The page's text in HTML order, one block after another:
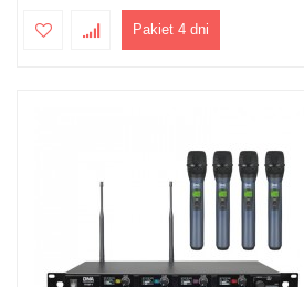
Pakiet 4 dni